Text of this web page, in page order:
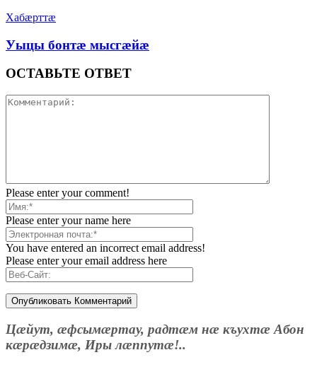
Хабæрттæ
Уыцы бонтæ мысгæйæ
ОСТАВЬТЕ ОТВЕТ
Please enter your comment!
Please enter your name here
You have entered an incorrect email address!
Please enter your email address here
Цæйут, æфсымæртау, радтæм нæ къухтæ Абон
кæрæдзимæ, Иры лæппутæ!..